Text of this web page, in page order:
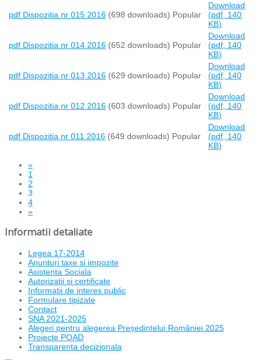
pdf Dispozitia nr 015 2016 (698 downloads) Popular
Download
(pdf, 140
KB)
pdf Dispozitia nr 014 2016 (652 downloads) Popular
Download
(pdf, 140
KB)
pdf Dispozitia nr 013 2016 (629 downloads) Popular
Download
(pdf, 140
KB)
pdf Dispozitia nr 012 2016 (603 downloads) Popular
Download
(pdf, 140
KB)
pdf Dispozitia nr 011 2016 (649 downloads) Popular
Download
(pdf, 140
KB)
«
1
2
3
4
»
Informatii detaliate
Legea 17-2014
Anunturi taxe si impozite
Asistenta Sociala
Autorizatii si certificate
Informatii de interes public
Formulare tipizate
Contact
SNA 2021-2025
Alegeri pentru alegerea Președintelui României 2025
Proiecte POAD
Transparenta decizionala